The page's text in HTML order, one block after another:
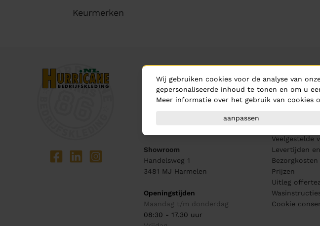
Keurmerken
Contact
Bel ons
0348 - 444 440
Showroom
Handelsweg 1
3481 MJ Harmelen
Openingstijden
Maandag t/m donderdag
08:30 - 17.30 uur
Aanleveren
PMS
Veelgestelde
Levertijden
Bezorgkosten
Prijzen
Uitleg
Cookie
Wij gebruiken cookies voor de analyse van
gepersonaliseerde inhoud te tonen en om u
Meer informatie over het gebruik van cookies
aanpassen